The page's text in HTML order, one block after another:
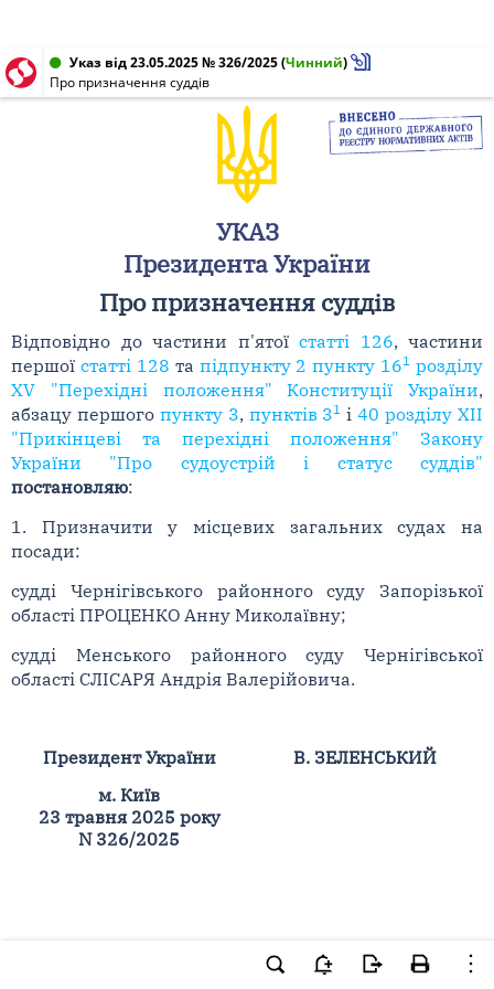
Указ від 23.05.2025 № 326/2025(Чинний)
Про призначення суддів